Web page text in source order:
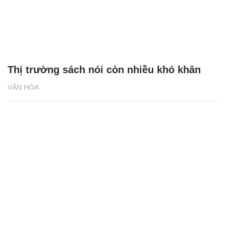
VĂN HÓA
Thị trường sách nói còn nhiều khó khăn